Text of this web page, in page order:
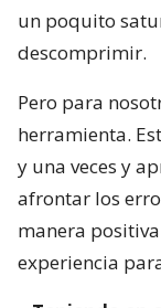
un poquito
descomprimir.
Pero para
herramienta.
y una veces y
afrontar los
manera
experiencia